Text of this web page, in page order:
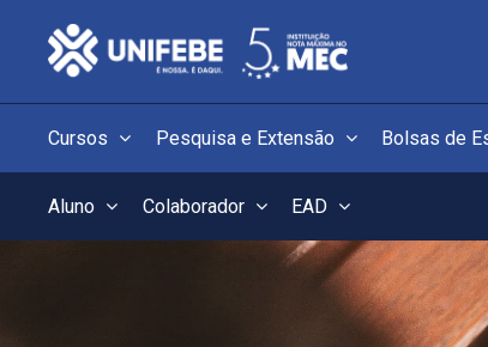
Cursos Pesquisa e Extensão Bolsas de
Aluno Colaborador EAD